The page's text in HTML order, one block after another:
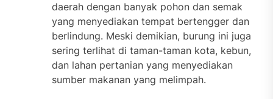
daerah dengan banyak pohon dan semak
yang menyediakan tempat bertengger dan
berlindung. Meski demikian, burung ini juga
sering terlihat di taman-taman kota, kebun,
dan lahan pertanian yang menyediakan
sumber makanan yang melimpah.